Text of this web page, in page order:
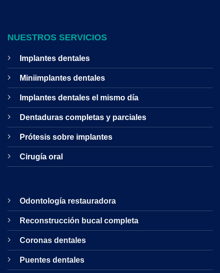
NUESTROS SERVICIOS
Implantes dentales
Miniimplantes dentales
Implantes dentales el mismo día
Dentaduras completas y parciales
Prótesis sobre implantes
Cirugía oral
Odontología restauradora
Reconstrucción bucal completa
Coronas dentales
Puentes dentales